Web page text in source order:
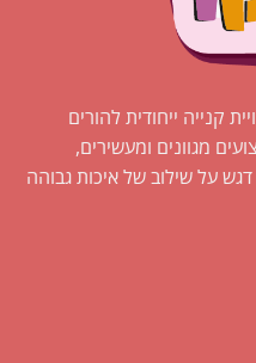
קנייה ייחודית להורים
מגוונים ומעשירים,
על שילוב של איכות גבוהה